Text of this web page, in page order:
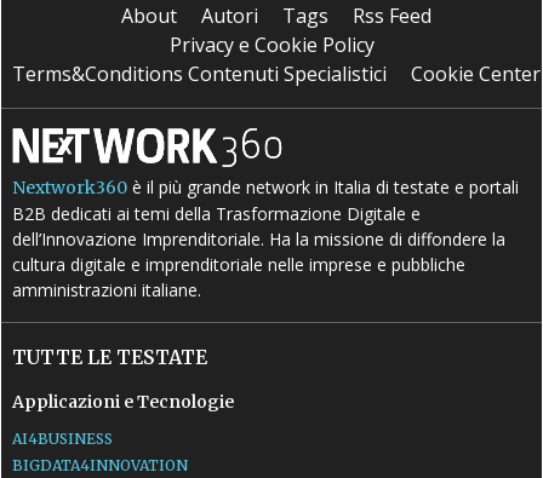
About Autori Tags
Rss Feed
Privacy e Cookie Policy
Terms&Conditions Contenuti Specialistici
Cookie Center
Nextwork360 è il più grande network in Italia di testate e portali
B2B dedicati ai temi della Trasformazione Digitale e
dell’Innovazione Imprenditoriale. Ha la missione di diffondere la
cultura digitale e imprenditoriale nelle imprese e pubbliche
amministrazioni italiane.
TUTTE LE TESTATE
Applicazioni e Tecnologie
AI4BUSINESS
BIGDATA4INNOVATION